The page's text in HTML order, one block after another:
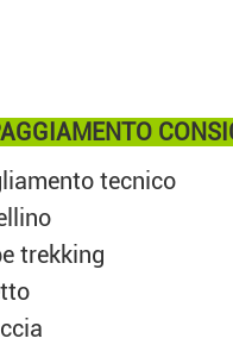
tecnico
trekking